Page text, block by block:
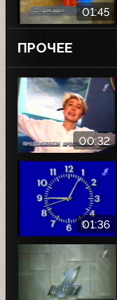
01:45
ПРОЧЕЕ
00:32
01:36